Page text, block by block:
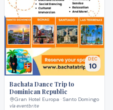
DEC
10
Bachata Dance Trip to
Dominican Republic
Gran Hotel Europa · Santo Domingo
víaeventbrite